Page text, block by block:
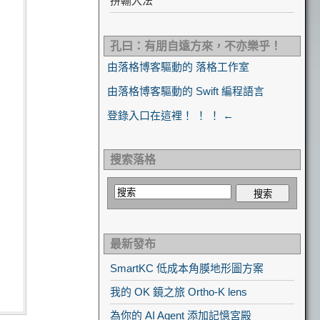
孔曰：有朋自遠方來，不亦樂乎！
由落格博客驅動的 落格工作室
由落格博客驅動的 Swift 編程語言
登錄入口在這裡！ ！ ！ ←
搜索落格
最新發布
SmartKC 低成本角膜地形圖方案
我的 OK 鏡之旅 Ortho-K lens
為你的 AI Agent 添加記憶宮殿